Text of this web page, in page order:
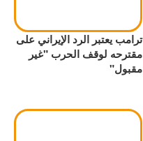
ترامب يعتبر الرد الإيراني على
مقترحه لوقف الحرب "غير
مقبول"